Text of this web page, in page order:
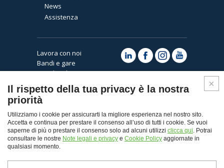
News
Assistenza
Lavora con noi
Bandi e gare
Note legali e privacy
Cookies
Il rispetto della tua privacy è la nostra
priorità
Utilizziamo i cookie per assicurarti la migliore esperienza nel nostro sito.
Accetta e continua per prestare il consenso all’uso di tutti i cookie. Se vuoi
saperne di più o prestare il consenso solo ad alcuni utilizzi clicca qui. Potrai
consultare le nostre Note legali e privacy e Cookie Policy aggiornate in
qualsiasi momento.